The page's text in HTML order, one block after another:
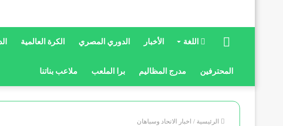
الرئيسيةاللغة الأخبار الدوري المصري الكرة العالمية
المحترفين مدرج المظاليم برا الملعب ملاعب بناتنا
الرئيسية / اخبار الاتحاد وسباهان